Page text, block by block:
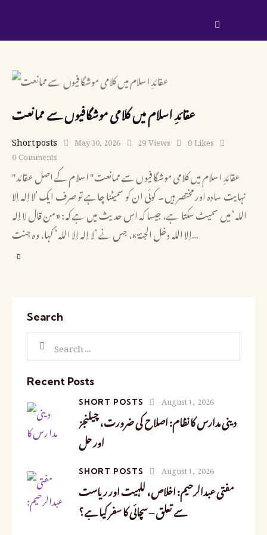
عقائدِ اسلام میں کلامی موشگافیوں سے ممانعت
Short posts May 30, 2026 29Views 0Likes
0Comments
"عقائدِ اسلام میں کلامی موشگافیوں سے ممانعت" اسلام کے اصل عقائد
نہایت سادہ اور مختصر ہیں۔ کوئی ان کو سمیٹنا چاہے تو صرف ایک ’لا إله إلا
الله‘ میں سمیٹ سکتا ہے، جیسا کہ اس حدیث میں ہے کہ: «من قال لا إله
إلا الله دخل الجنة»، جس نے ’لا إله إلا الله‘ کہا، وہ جنت…
Search
Recent Posts
SHORT POSTS August 1, 2026
دینی مدارس کا نظام: اصلاح کی ضرورت، چیلنجز
اور حل
SHORT POSTS August 1, 2026
مفتی عبدالرحیم: اخلاص، للہیت اور ریاست
سے تعلق – سچائی کا سفر کیا ہے؟